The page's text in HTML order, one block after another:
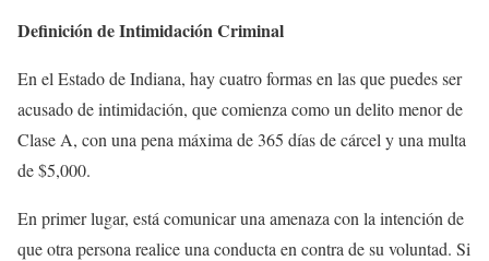
Definición de Intimidación Criminal
En el Estado de Indiana, hay cuatro formas en las que puedes ser
acusado de intimidación, que comienza como un delito menor de
Clase A, con una pena máxima de 365 días de cárcel y una multa
de $5,000.
En primer lugar, está comunicar una amenaza con la intención de
que otra persona realice una conducta en contra de su voluntad. Si